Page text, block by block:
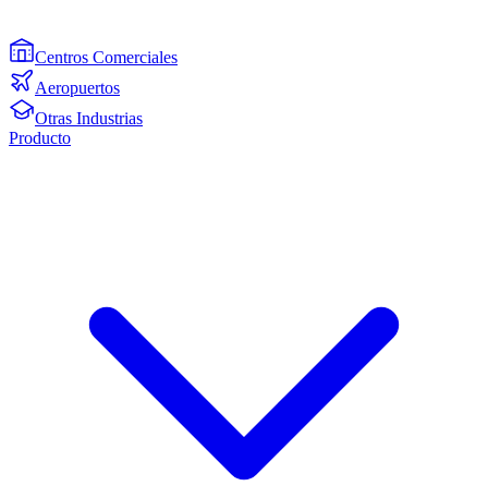
Centros Comerciales
Aeropuertos
Otras Industrias
Producto